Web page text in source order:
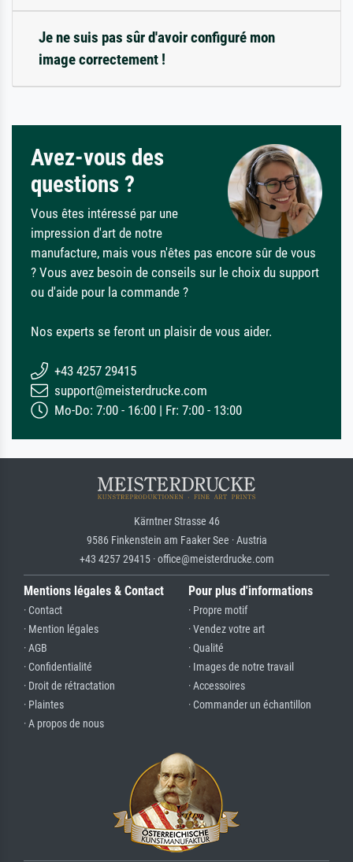
Je ne suis pas sûr d'avoir configuré mon
image correctement !
Avez-vous des
questions ?
Vous êtes intéressé par une
impression d'art de notre
manufacture, mais vous n'êtes pas encore sûr de vous
? Vous avez besoin de conseils sur le choix du support
ou d'aide pour la commande ?
Nos experts se feront un plaisir de vous aider.
+43 4257 29415
support@meisterdrucke.com
Mo-Do: 7:00 - 16:00 | Fr: 7:00 - 13:00
Kärntner Strasse 46
9586 Finkenstein am Faaker See · Austria
+43 4257 29415 · office@meisterdrucke.com
Mentions légales & Contact
· Contact
· Mention légales
· AGB
· Confidentialité
· Droit de rétractation
· Plaintes
· A propos de nous
Pour plus d'informations
· Propre motif
· Vendez votre art
· Qualité
· Images de notre travail
· Accessoires
· Commander un échantillon